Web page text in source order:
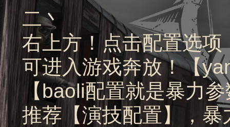
二丶
右上方！点击配置选
可进入游戏奔放！【
【baoli配置就是暴力
推荐【演技配置】，